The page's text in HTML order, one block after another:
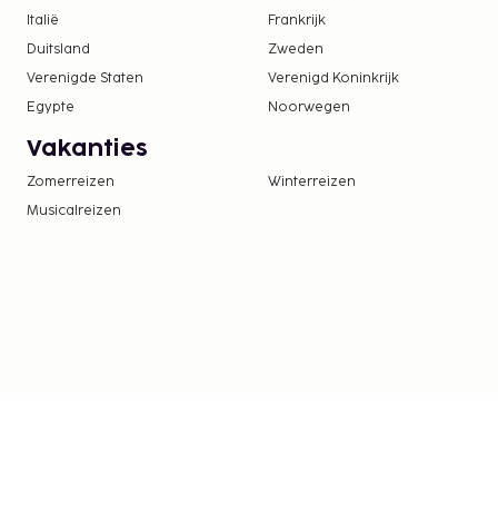
Italië
Frankrijk
Duitsland
Zweden
Verenigde Staten
Verenigd Koninkrijk
Egypte
Noorwegen
Vakanties
Zomerreizen Winterreizen
Musicalreizen